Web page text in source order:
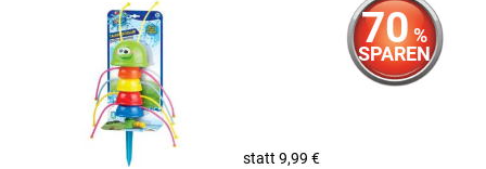
70 %
SPAREN
statt 9,99 €